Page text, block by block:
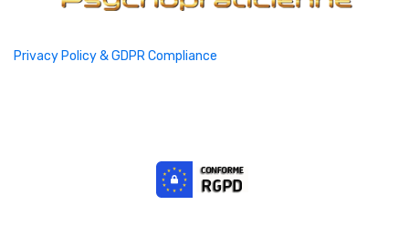
Privacy Policy & GDPR Compliance